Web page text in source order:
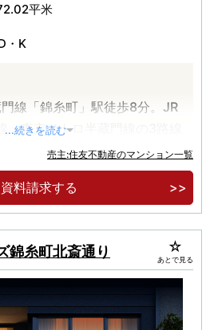
平米
・K
線「錦糸町」駅徒歩8分。JR
・東京メトロ半蔵門線の3路線
都市型公園近接。緑豊かな
な店舗が揃う「オリナス錦糸
130邸の大規模レジデンス。
テルライクな住まい。
...続きを読む
売主:住友不動産のマンション一覧
資料請求する
錦糸町北斎通り あとで見る